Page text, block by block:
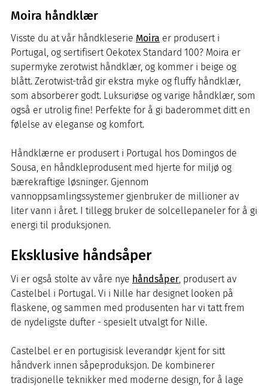
Moira håndklær
Visste du at vår håndkleserie Moira er produsert i
Portugal, og sertifisert Oekotex Standard 100? Moira er
supermyke zerotwist håndklær, og kommer i beige og
blått. Zerotwist-tråd gir ekstra myke og fluffy håndklær,
som absorberer godt. Luksuriøse og varige håndklær, som
også er utrolig fine! Perfekte for å gi baderommet ditt en
følelse av eleganse og komfort.
Håndklærne er produsert i Portugal hos Domingos de
Sousa, en håndkleprodusent med hjerte for miljø og
bærekraftige løsninger. Gjennom
vannoppsamlingssystemer gjenbruker de millioner av
liter vann i året. I tillegg bruker de solcellepaneler for å gi
energi til produksjonen.
Eksklusive håndsåper
Vi er også stolte av våre nye håndsåper, produsert av
Castelbel i Portugal. Vi i Nille har designet looken på
flaskene, og sammen med produsenten har vi tatt frem
de nydeligste dufter - spesielt utvalgt for Nille.
Castelbel er en portugisisk leverandør kjent for sitt
håndverk innen såpeproduksjon. De kombinerer
tradisjonelle teknikker med moderne design, for å lage